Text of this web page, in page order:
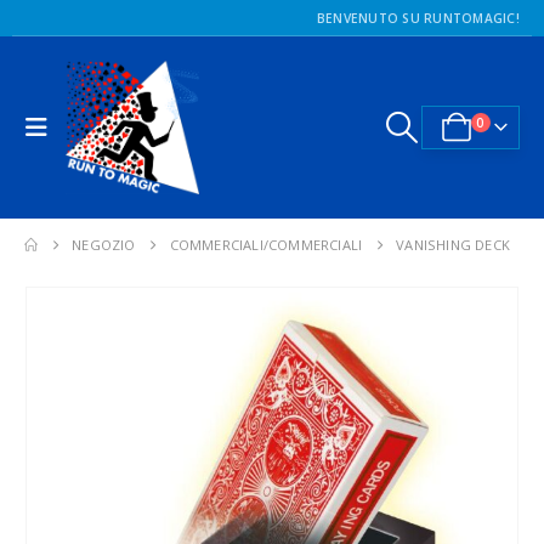
BENVENUTO SU RUNTOMAGIC!
0
NEGOZIO COMMERCIALI/COMMERCIALI VANISHING DECK